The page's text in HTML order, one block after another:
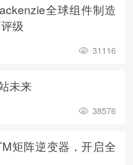
全球组件制造
级
31116
未来
38576
矩阵逆变器，开启全